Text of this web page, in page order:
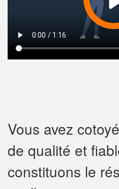
Vous avez
de qualité et
constituons le